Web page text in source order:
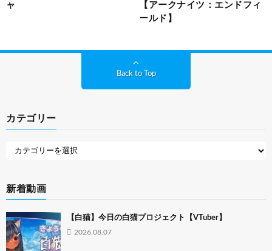
ャ
【アークナイツ：エンドフィ
ールド】
Back to Top
カテゴリー
新着動画
【白猫】今日の白猫プロジェクト【VTuber】
2026.08.07